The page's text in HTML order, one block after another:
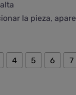
la pieza,
4 5 6 7